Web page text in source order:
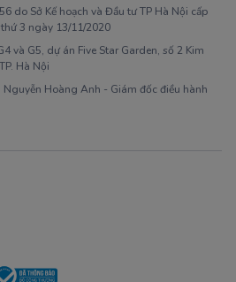
do Sở Kế hoạch và Đầu tư TP Hà Nội cấp
3 ngày 13/11/2020
và G5, dự án Five Star Garden, số 2 Kim
Hà Nội
Hoàng Anh - Giám đốc điều hành